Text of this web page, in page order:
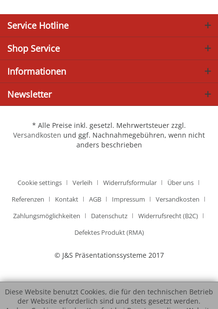
Service Hotline
Shop Service
Informationen
Newsletter
* Alle Preise inkl. gesetzl. Mehrwertsteuer zzgl.
Versandkosten und ggf. Nachnahmegebühren, wenn nicht
anders beschrieben
Cookie settings Verleih Widerrufsformular
Über uns
Referenzen
Kontakt AGB Impressum
Versandkosten
Zahlungsmöglichkeiten
Datenschutz
Widerrufsrecht (B2C)
Defektes Produkt (RMA)
© J&S Präsentationssysteme 2017
Diese Website benutzt Cookies, die für den technischen Betrieb
der Website erforderlich sind und stets gesetzt werden.